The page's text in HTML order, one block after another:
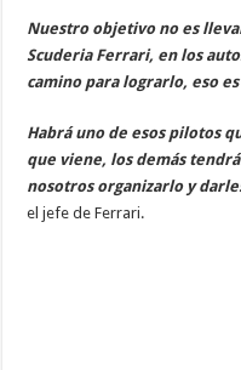
Nuestro objetivo no es
Scuderia Ferrari, en los
camino para lograrlo, eso
Habrá uno de esos pilotos
que viene, los demás
nosotros organizarlo y
el jefe de Ferrari.